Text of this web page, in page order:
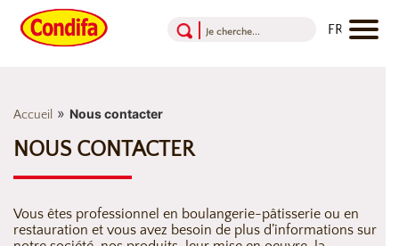
Accueil » Nous contacter
NOUS CONTACTER
Vous êtes professionnel en boulangerie-pâtisserie ou en
restauration et vous avez besoin de plus d’informations sur